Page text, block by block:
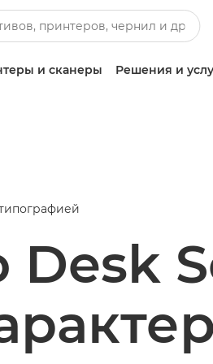
и сканеры Решения и
Desk